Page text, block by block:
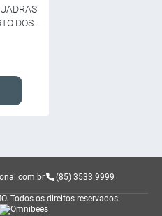
DOS...
(85) 3533 9999
Todos os direitos reservados.